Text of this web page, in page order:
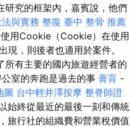
研究的框架內，嘉賓說，他們
與實務 整復 臺中 整骨 推薦
用Cookie（Cookie）在使用
，則後者也適用於案件。
有主要的國內旅遊經營者的
室的奔跑是過去的事 膏肓 -
圖 台中輕井澤按摩 整脊師證
始終從最近的最後一刻和傳統
旅行社的組織費和營業稅價值